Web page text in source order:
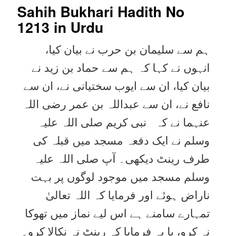
Sahih Bukhari Hadith No
1213 in Urdu
ہم سے سلیمان بن حرب نے بیان کیا،
انہوں نے کہا کہ ہم سے حماد بن زید نے
بیان کیا، ان سے ایوب سختیانی نے، ان سے
نافع نے، ان سے عبداللہ بن عمر رضی اللہ
عنہما نے کہ نبی کریم صلی اللہ علیہ
وسلم نے ایک دفعہ مسجد میں قبلہ کی
طرف رینٹ دیکھی۔ آپ صلی اللہ علیہ
وسلم مسجد میں موجود لوگوں پر بہت
ناراض ہوئے اور فرمایا کہ اللہ تعالیٰ
تمہارے سامنے ہے اس لیے نماز میں تھوکا
نہ کرو، یا یہ فرمایا کہ رینٹ نہ نکالا کرو۔